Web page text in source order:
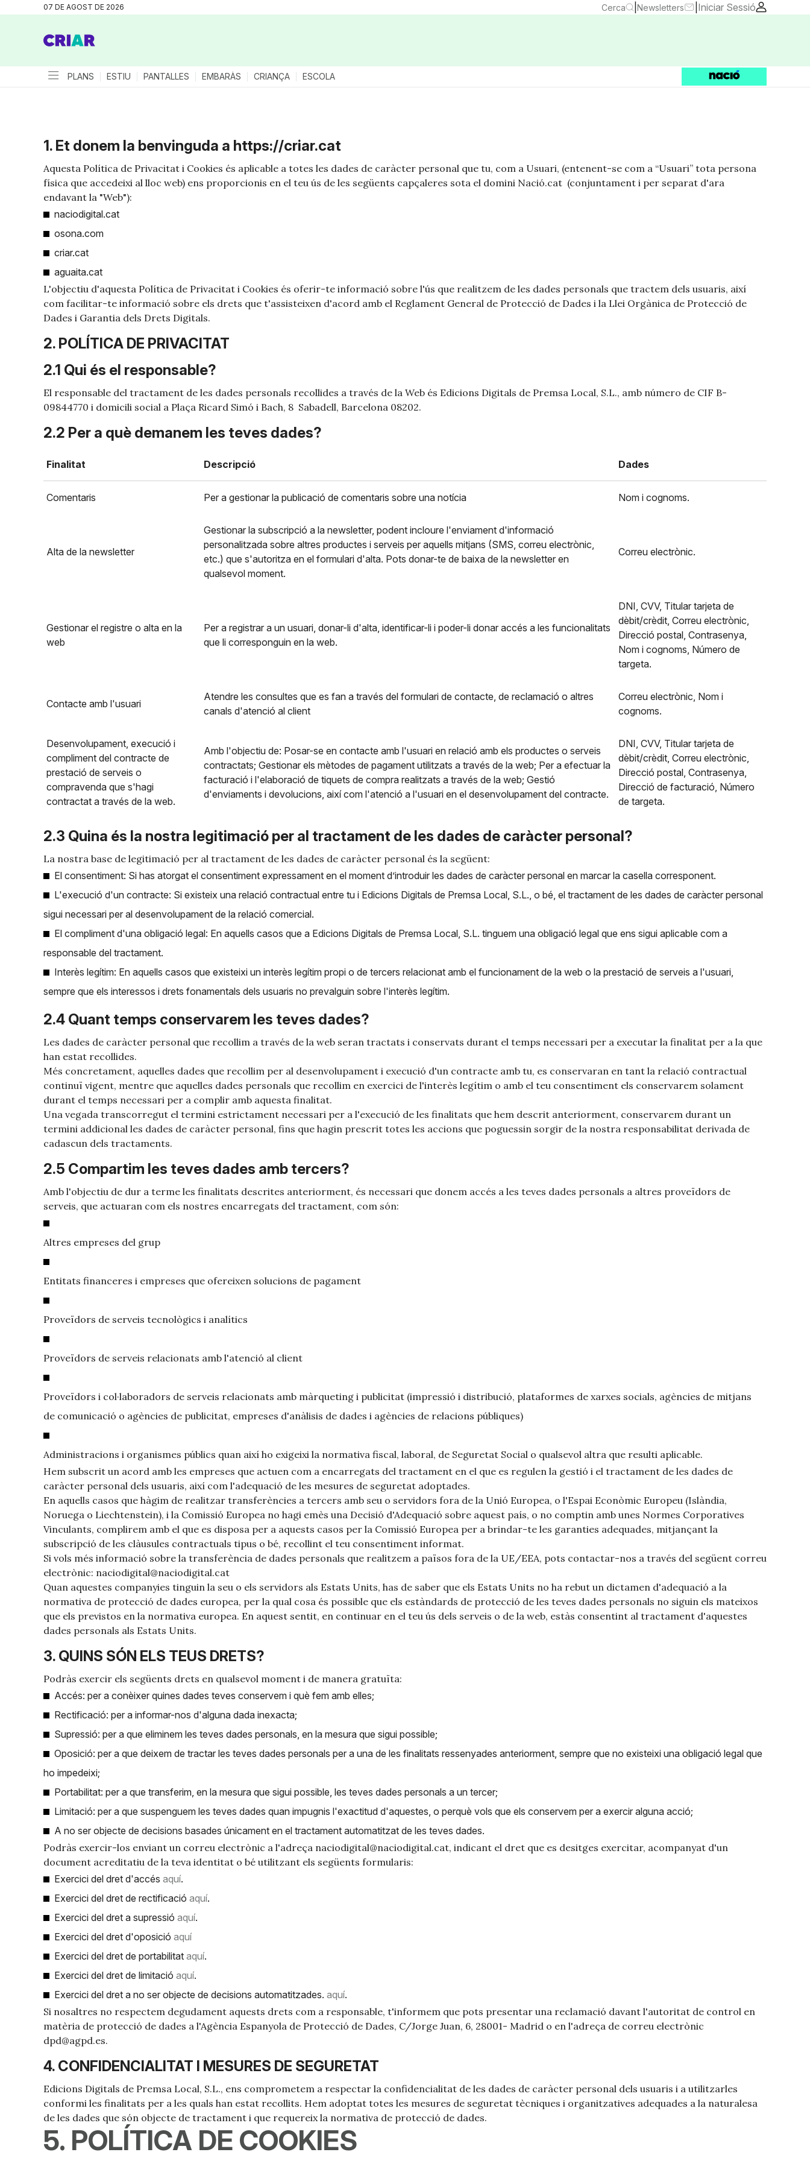
07 DE AGOST DE 2026 Cerca Newsletters Iniciar Sessió
PLANS ESTIU PANTALLES EMBARÀS CRIANÇA ESCOLA
1. Et donem la benvinguda a https://criar.cat
Aquesta Política de Privacitat i Cookies és aplicable a totes les dades de caràcter personal que tu, com a Usuari, (entenent-se com a “Usuari” tota persona
física que accedeixi al lloc web) ens proporcionis en el teu ús de les següents capçaleres sota el domini Nació.cat (conjuntament i per separat d'ara
endavant la "Web"):
naciodigital.cat
osona.com
criar.cat
aguaita.cat
L'objectiu d'aquesta Política de Privacitat i Cookies és oferir-te informació sobre l'ús que realitzem de les dades personals que tractem dels usuaris, així
com facilitar-te informació sobre els drets que t'assisteixen d'acord amb el Reglament General de Protecció de Dades i la Llei Orgànica de Protecció de
Dades i Garantia dels Drets Digitals.
2. POLÍTICA DE PRIVACITAT
2.1 Qui és el responsable?
El responsable del tractament de les dades personals recollides a través de la Web és Edicions Digitals de Premsa Local, S.L., amb número de CIF B-
09844770 i domicili social a Plaça Ricard Simó i Bach, 8 Sabadell, Barcelona 08202.
2.2 Per a què demanem les teves dades?
Finalitat Descripció Dades
Comentaris Per a gestionar la publicació de comentaris sobre una notícia Nom i cognoms.
Alta de la newsletter
Gestionar la subscripció a la newsletter, podent incloure l'enviament d'informació
personalitzada sobre altres productes i serveis per aquells mitjans (SMS, correu electrònic,
etc.) que s'autoritza en el formulari d'alta. Pots donar-te de baixa de la newsletter en
qualsevol moment.
Correu electrònic.
Gestionar el registre o alta en la
web
Per a registrar a un usuari, donar-li d'alta, identificar-li i poder-li donar accés a les funcionalitats
que li corresponguin en la web.
DNI, CVV, Titular tarjeta de
dèbit/crèdit, Correu electrònic,
Direcció postal, Contrasenya,
Nom i cognoms, Número de
targeta.
Contacte amb l'usuari
Atendre les consultes que es fan a través del formulari de contacte, de reclamació o altres
canals d'atenció al client
Correu electrònic, Nom i
cognoms.
Desenvolupament, execució i
compliment del contracte de
prestació de serveis o
compravenda que s'hagi
contractat a través de la web.
Amb l'objectiu de: Posar-se en contacte amb l'usuari en relació amb els productes o serveis
contractats; Gestionar els mètodes de pagament utilitzats a través de la web; Per a efectuar la
facturació i l'elaboració de tiquets de compra realitzats a través de la web; Gestió
d'enviaments i devolucions, així com l'atenció a l'usuari en el desenvolupament del contracte.
DNI, CVV, Titular tarjeta de
dèbit/crèdit, Correu electrònic,
Direcció postal, Contrasenya,
Direcció de facturació, Número
de targeta.
2.3 Quina és la nostra legitimació per al tractament de les dades de caràcter personal?
La nostra base de legitimació per al tractament de les dades de caràcter personal és la següent:
El consentiment: Si has atorgat el consentiment expressament en el moment d’introduir les dades de caràcter personal en marcar la casella corresponent.
L'execució d'un contracte: Si existeix una relació contractual entre tu i Edicions Digitals de Premsa Local, S.L., o bé, el tractament de les dades de caràcter personal
sigui necessari per al desenvolupament de la relació comercial.
El compliment d'una obligació legal: En aquells casos que a Edicions Digitals de Premsa Local, S.L. tinguem una obligació legal que ens sigui aplicable com a
responsable del tractament.
Interès legítim: En aquells casos que existeixi un interès legítim propi o de tercers relacionat amb el funcionament de la web o la prestació de serveis a l'usuari,
sempre que els interessos i drets fonamentals dels usuaris no prevalguin sobre l'interès legítim.
2.4 Quant temps conservarem les teves dades?
Les dades de caràcter personal que recollim a través de la web seran tractats i conservats durant el temps necessari per a executar la finalitat per a la que
han estat recollides.
Més concretament, aquelles dades que recollim per al desenvolupament i execució d'un contracte amb tu, es conservaran en tant la relació contractual
continuï vigent, mentre que aquelles dades personals que recollim en exercici de l'interès legítim o amb el teu consentiment els conservarem solament
durant el temps necessari per a complir amb aquesta finalitat.
Una vegada transcorregut el termini estrictament necessari per a l'execució de les finalitats que hem descrit anteriorment, conservarem durant un
termini addicional les dades de caràcter personal, fins que hagin prescrit totes les accions que poguessin sorgir de la nostra responsabilitat derivada de
cadascun dels tractaments.
2.5 Compartim les teves dades amb tercers?
Amb l'objectiu de dur a terme les finalitats descrites anteriorment, és necessari que donem accés a les teves dades personals a altres proveïdors de
serveis, que actuaran com els nostres encarregats del tractament, com són:
Altres empreses del grup
Entitats financeres i empreses que ofereixen solucions de pagament
Proveïdors de serveis tecnològics i analítics
Proveïdors de serveis relacionats amb l'atenció al client
Proveïdors i col·laboradors de serveis relacionats amb màrqueting i publicitat (impressió i distribució, plataformes de xarxes socials, agències de mitjans
de comunicació o agències de publicitat, empreses d'anàlisis de dades i agències de relacions públiques)
Administracions i organismes públics quan així ho exigeixi la normativa fiscal, laboral, de Seguretat Social o qualsevol altra que resulti aplicable.
Hem subscrit un acord amb les empreses que actuen com a encarregats del tractament en el que es regulen la gestió i el tractament de les dades de
caràcter personal dels usuaris, així com l'adequació de les mesures de seguretat adoptades.
En aquells casos que hàgim de realitzar transferències a tercers amb seu o servidors fora de la Unió Europea, o l'Espai Econòmic Europeu (Islàndia,
Noruega o Liechtenstein), i la Comissió Europea no hagi emès una Decisió d'Adequació sobre aquest país, o no comptin amb unes Normes Corporatives
Vinculants, complirem amb el que es disposa per a aquests casos per la Comissió Europea per a brindar-te les garanties adequades, mitjançant la
subscripció de les clàusules contractuals tipus o bé, recollint el teu consentiment informat.
Si vols més informació sobre la transferència de dades personals que realitzem a països fora de la UE/EEA, pots contactar-nos a través del següent correu
electrònic: naciodigital@naciodigital.cat
Quan aquestes companyies tinguin la seu o els servidors als Estats Units, has de saber que els Estats Units no ha rebut un dictamen d'adequació a la
normativa de protecció de dades europea, per la qual cosa és possible que els estàndards de protecció de les teves dades personals no siguin els mateixos
que els previstos en la normativa europea. En aquest sentit, en continuar en el teu ús dels serveis o de la web, estàs consentint al tractament d'aquestes
dades personals als Estats Units.
3. QUINS SÓN ELS TEUS DRETS?
Podràs exercir els següents drets en qualsevol moment i de manera gratuïta:
Accés: per a conèixer quines dades teves conservem i què fem amb elles;
Rectificació: per a informar-nos d'alguna dada inexacta;
Supressió: per a que eliminem les teves dades personals, en la mesura que sigui possible;
Oposició: per a que deixem de tractar les teves dades personals per a una de les finalitats ressenyades anteriorment, sempre que no existeixi una obligació legal que
ho impedeixi;
Portabilitat: per a que transferim, en la mesura que sigui possible, les teves dades personals a un tercer;
Limitació: per a que suspenguem les teves dades quan impugnis l'exactitud d'aquestes, o perquè vols que els conservem per a exercir alguna acció;
A no ser objecte de decisions basades únicament en el tractament automatitzat de les teves dades.
Podràs exercir-los enviant un correu electrònic a l'adreça naciodigital@naciodigital.cat, indicant el dret que es desitges exercitar, acompanyat d'un
document acreditatiu de la teva identitat o bé utilitzant els següents formularis:
Exercici del dret d'accés aquí.
Exercici del dret de rectificació aquí.
Exercici del dret a supressió aquí.
Exercici del dret d'oposició aquí
Exercici del dret de portabilitat aquí.
Exercici del dret de limitació aquí.
Exercici del dret a no ser objecte de decisions automatitzades. aquí.
Si nosaltres no respectem degudament aquests drets com a responsable, t'informem que pots presentar una reclamació davant l'autoritat de control en
matèria de protecció de dades a l'Agència Espanyola de Protecció de Dades, C/Jorge Juan, 6, 28001- Madrid o en l'adreça de correu electrònic
dpd@agpd.es.
4. CONFIDENCIALITAT I MESURES DE SEGURETAT
Edicions Digitals de Premsa Local, S.L., ens comprometem a respectar la confidencialitat de les dades de caràcter personal dels usuaris i a utilitzarles
conformi les finalitats per a les quals han estat recollits. Hem adoptat totes les mesures de seguretat tècniques i organitzatives adequades a la naturalesa
de les dades que són objecte de tractament i que requereix la normativa de protecció de dades.
5. POLÍTICA DE COOKIES